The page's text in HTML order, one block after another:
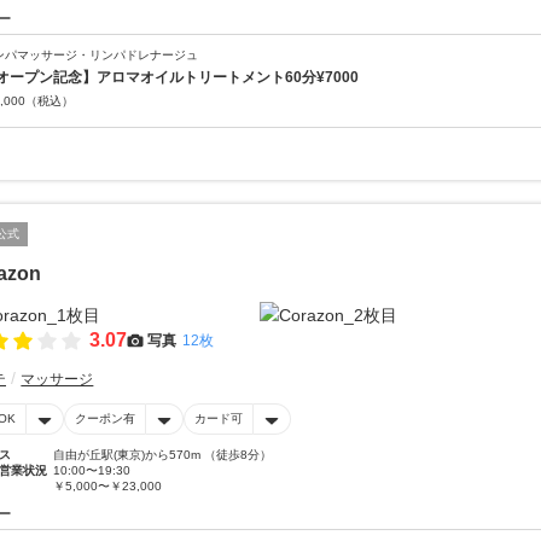
パマッサージ・リンパドレナージュ
ープン記念】アロマオイルトリートメント60分¥7000
（税込）
式
3.07 写真 12枚
マッサージ
クーポン有 カード可
自由が丘駅(東京)から570m （徒歩8分）
業状況 10:00〜19:30
￥5,000〜￥23,000